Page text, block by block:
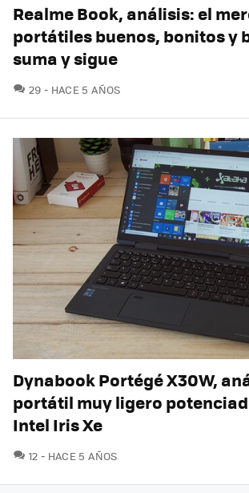
Realme Book, análisis: el
portátiles buenos, bonitos y
suma y sigue
29 COMENTARIOS
HACE 5 AÑOS
Dynabook Portégé X30W,
portátil muy ligero
Intel Iris Xe
12 COMENTARIOS
HACE 5 AÑOS